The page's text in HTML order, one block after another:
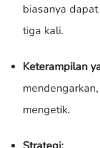
biasanya
tiga kali.
Keterampilan
mengetik.